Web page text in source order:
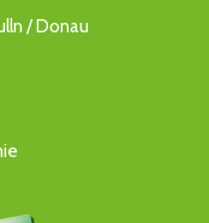
/ Donau